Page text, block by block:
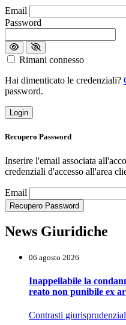
Loading...
Email
Password
Rimani connesso
Hai dimenticato le credenziali?
password.
Login
Recupero Password
Inserire l'email associata
credenziali d'accesso all'area
Loading...
Email
Recupero Password
News Giuridiche
06 agosto 2026
Inappellabile la
reato non punibile ex
Contrasti